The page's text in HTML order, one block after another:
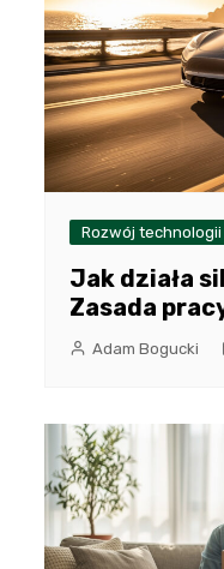
Rozwój technologii
Jak działa
Zasada
Adam Bogucki